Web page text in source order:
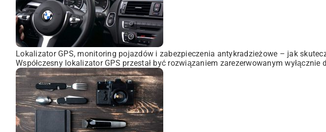
Lokalizator GPS, monitoring pojazdów i zabezpieczenia antykradzieżowe – jak
Współczesny lokalizator GPS przestał być rozwiązaniem zarezerwowanym